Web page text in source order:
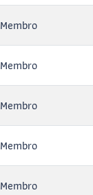
Membro
Membro
Membro
Membro
Membro